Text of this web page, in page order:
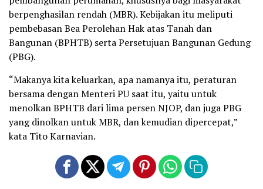
berpenghasilan rendah (MBR). Kebijakan itu meliputi
pembebasan Bea Perolehan Hak atas Tanah dan
Bangunan (BPHTB) serta Persetujuan Bangunan Gedung
(PBG).
“Makanya kita keluarkan, apa namanya itu, peraturan
bersama dengan Menteri PU saat itu, yaitu untuk
menolkan BPHTB dari lima persen NJOP, dan juga PBG
yang dinolkan untuk MBR, dan kemudian dipercepat,”
kata Tito Karnavian.